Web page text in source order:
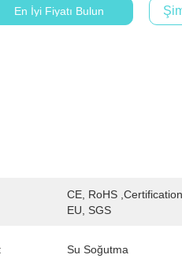
En İyi Fiyatı Bulun
CE, RoHS
EU, SGS
Su Soğutma